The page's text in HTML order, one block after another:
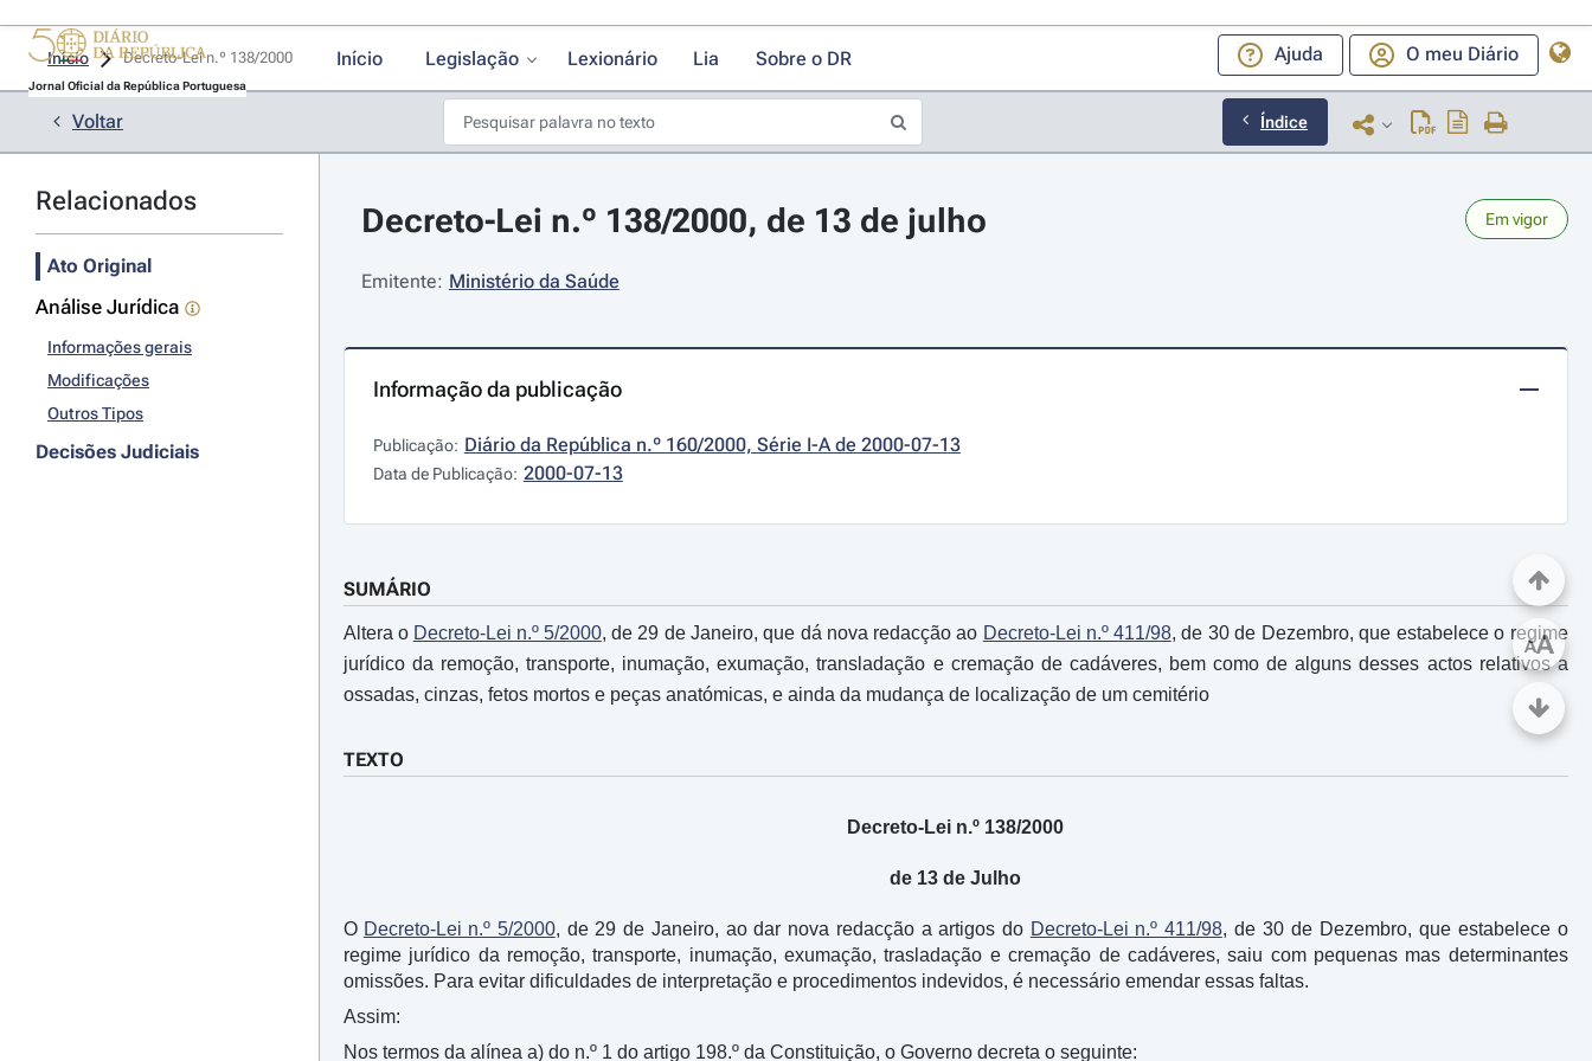
Jornal Oficial da República Portuguesa
Início Legislação Lexionário Lia Sobre o DR Ajuda O meu Diário
Início
Voltar Índice
Relacionados
Ato Original
Análise Jurídica
Informações gerais
Modificações
Outros Tipos
Decisões Judiciais
Decreto-Lei n.º 138/2000, de 13 de julho Em vigor
Emitente: Ministério da Saúde
Informação da publicação
Publicação: Diário da República n.º 160/2000, Série I-A de 2000-07-13
Data de Publicação: 2000-07-13
SUMÁRIO
Altera o Decreto-Lei n.º 5/2000, de 29 de Janeiro, que dá nova redacção ao Decreto-Lei n.º 411/98, de 30 de Dezembro, que estabelece o regime
jurídico da remoção, transporte, inumação, exumação, transladação e cremação de cadáveres, bem como de alguns desses actos relativos a
ossadas, cinzas, fetos mortos e peças anatómicas, e ainda da mudança de localização de um cemitério
TEXTO
Decreto-Lei n.º 138/2000
de 13 de Julho
O Decreto-Lei n.º 5/2000, de 29 de Janeiro, ao dar nova redacção a artigos do Decreto-Lei n.º 411/98, de 30 de Dezembro, que estabelece o
regime jurídico da remoção, transporte, inumação, exumação, trasladação e cremação de cadáveres, saiu com pequenas mas determinantes
omissões. Para evitar dificuldades de interpretação e procedimentos indevidos, é necessário emendar essas faltas.
Assim:
Nos termos da alínea a) do n.º 1 do artigo 198.º da Constituição, o Governo decreta o seguinte:
AA